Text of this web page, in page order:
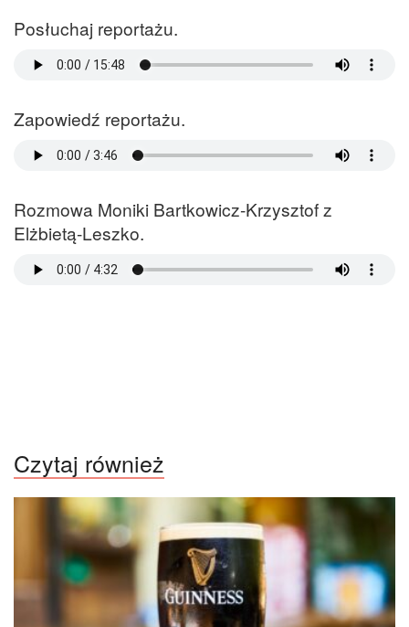
Posłuchaj reportażu.
Zapowiedź reportażu.
Rozmowa Moniki Bartkowicz-Krzysztof z
Elżbietą-Leszko.
Czytaj również